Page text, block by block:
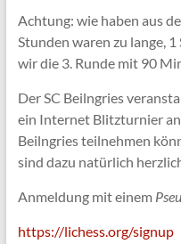
Achtung: wie haben aus
Stunden waren zu lange,
wir die 3. Runde mit 90
Der SC Beilngries
ein Internet Blitzturnier an
Beilngries teilnehmen
sind dazu natürlich
Anmeldung mit einem
https://lichess.org/signup